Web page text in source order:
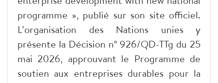
programme », publié sur son site officiel.
L’organisation des Nations unies y
présente la Décision n° 926/QD-TTg du 25
mai 2026, approuvant le Programme de
soutien aux entreprises durables pour la